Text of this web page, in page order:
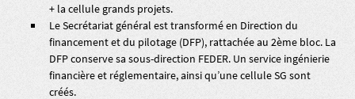
+ la cellule grands projets.
Le Secrétariat général est transformé en Direction du
financement et du pilotage (DFP), rattachée au 2ème bloc. La
DFP conserve sa sous-direction FEDER. Un service ingénierie
financière et réglementaire, ainsi qu’une cellule SG sont
créés.